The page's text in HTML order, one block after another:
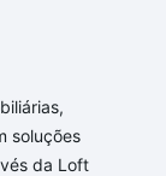
soluções
da Loft